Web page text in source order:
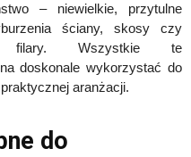
– niewielkie, przytulne
ściany, skosy czy
filary. Wszystkie te
doskonale wykorzystać do
aranżacji.
do